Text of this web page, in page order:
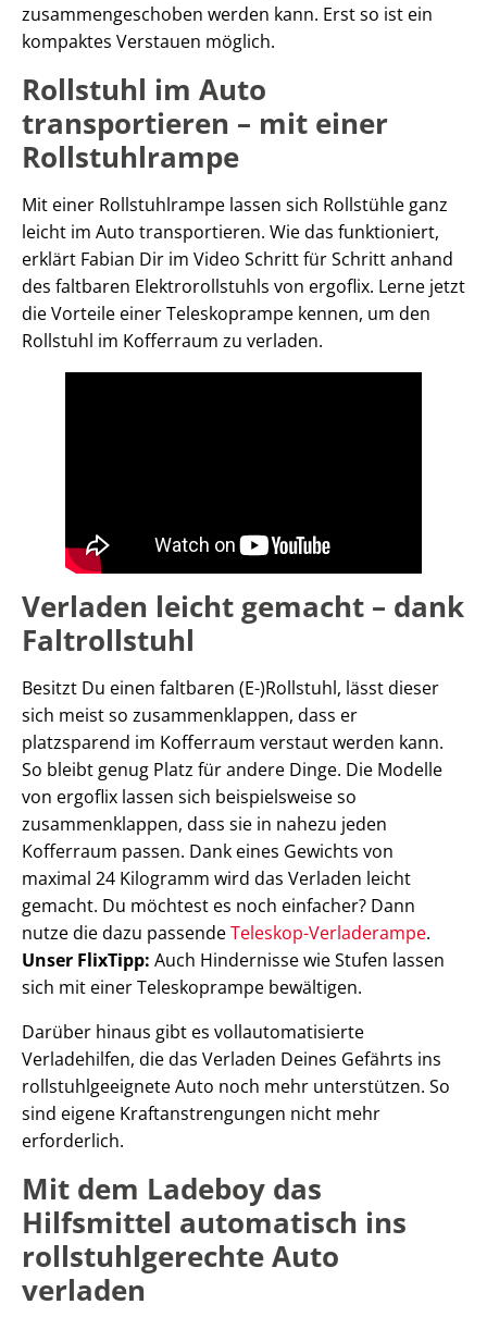
zusammengeschoben werden kann. Erst so ist ein
kompaktes Verstauen möglich.
Rollstuhl im Auto
transportieren – mit einer
Rollstuhlrampe
Mit einer Rollstuhlrampe lassen sich Rollstühle ganz
leicht im Auto transportieren. Wie das funktioniert,
erklärt Fabian Dir im Video Schritt für Schritt anhand
des faltbaren Elektrorollstuhls von ergoflix. Lerne jetzt
die Vorteile einer Teleskoprampe kennen, um den
Rollstuhl im Kofferraum zu verladen.
Verladen leicht gemacht – dank
Faltrollstuhl
Besitzt Du einen faltbaren (E-)Rollstuhl, lässt dieser
sich meist so zusammenklappen, dass er
platzsparend im Kofferraum verstaut werden kann.
So bleibt genug Platz für andere Dinge. Die Modelle
von ergoflix lassen sich beispielsweise so
zusammenklappen, dass sie in nahezu jeden
Kofferraum passen. Dank eines Gewichts von
maximal 24 Kilogramm wird das Verladen leicht
gemacht. Du möchtest es noch einfacher? Dann
nutze die dazu passendeTeleskop-Verladerampe.
Unser FlixTipp: Auch Hindernisse wie Stufen lassen
sich mit einer Teleskoprampe bewältigen.
Darüber hinaus gibt es vollautomatisierte
Verladehilfen, die das Verladen Deines Gefährts ins
rollstuhlgeeignete Auto noch mehr unterstützen. So
sind eigene Kraftanstrengungen nicht mehr
erforderlich.
Mit dem Ladeboy das
Hilfsmittel automatisch ins
rollstuhlgerechte Auto
verladen